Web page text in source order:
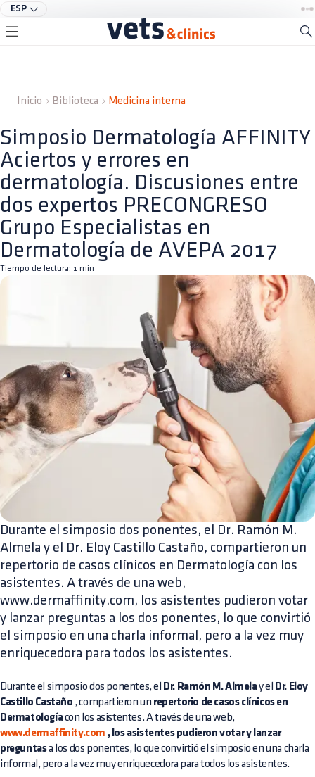
ESP
Inicio Biblioteca Medicina interna
Simposio Dermatología AFFINITY
Aciertos y errores en
dermatología. Discusiones entre
dos expertos PRECONGRESO
Grupo Especialistas en
Dermatología de AVEPA 2017
Tiempo de lectura: 1 min
Durante el simposio dos ponentes, el Dr. Ramón M.
Almela y el Dr. Eloy Castillo Castaño, compartieron un
repertorio de casos clínicos en Dermatología con los
asistentes. A través de una web,
www.dermaffinity.com, los asistentes pudieron votar
y lanzar preguntas a los dos ponentes, lo que convirtió
el simposio en una charla informal, pero a la vez muy
enriquecedora para todos los asistentes.
Durante el simposio dos ponentes, el Dr. Ramón M. Almelay el
Dr. Eloy
Castillo Castaño , compartieron un repertorio de casos clínicos en
Dermatologíacon los asistentes. A través de una web,
www.dermaffinity.com , los asistentes pudieron votar y lanzar
preguntasa los dos ponentes, lo que convirtió el simposio en una charla
informal, pero a la vez muy enriquecedora para todos los asistentes.